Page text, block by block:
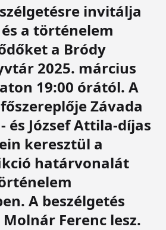
invitálja
a történelem
a Bródy
2025. március
19:00 órától. A
Závada
és József Attila-díjas
keresztül a
határvonalát
A beszélgetés
Ferenc lesz.